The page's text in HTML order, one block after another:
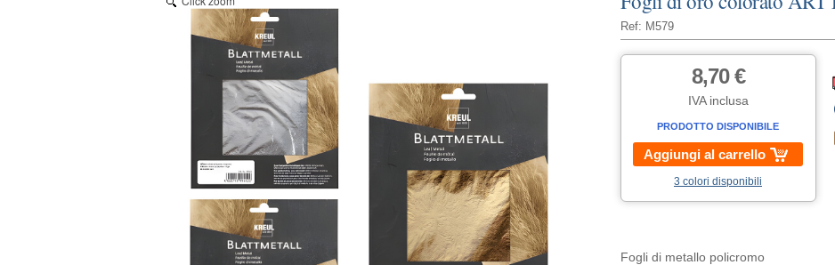
Ref: M579
8,70 €
IVA inclusa
PRODOTTO DISPONIBILE
Aggiungi al carrello
3 colori disponibili
Fogli di metallo policromo